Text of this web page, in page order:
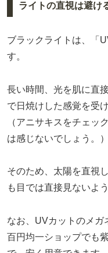
ライトの直視は避け
ブラックライトは、「
す。
長い時間、光を肌に直
で日焼けした感覚を受け
（アニサキスをチェッ
は感じないでしょう。）
そのため、太陽を直視
も目では直接見ないよ
なお、UVカットのメガ
百円均一ショップでも